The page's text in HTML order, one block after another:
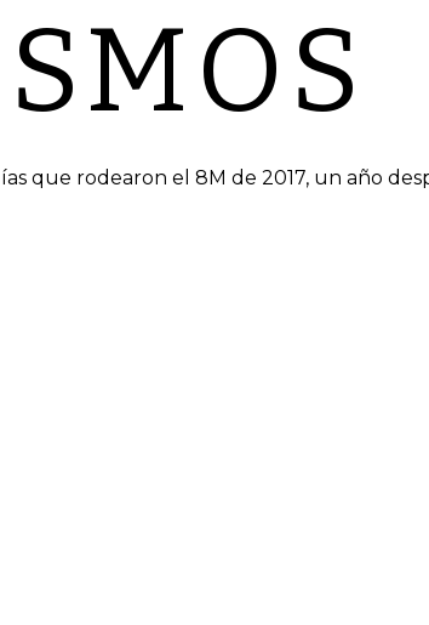
que rodearon el 8M de 2017, un año